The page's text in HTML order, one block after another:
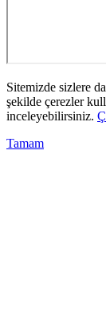
Sitemizde sizlere
şekilde çerezler
inceleyebilirsiniz.
Tamam